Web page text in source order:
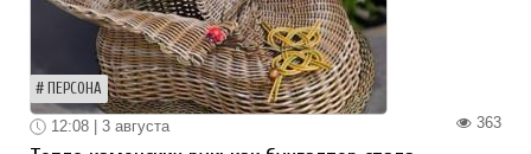
ПЕРСОНА
363
12:08 | 3 августа